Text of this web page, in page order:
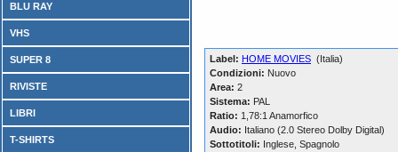
BLU RAY
VHS
SUPER 8
RIVISTE
LIBRI
T-SHIRTS
Label: HOME MOVIES (Italia)
Condizioni: Nuovo
Area: 2
Sistema: PAL
Ratio: 1,78:1 Anamorfico
Audio: Italiano (2.0 Stereo Dolby Digital)
Sottotitoli: Inglese, Spagnolo